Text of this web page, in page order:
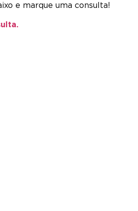
e marque uma consulta!